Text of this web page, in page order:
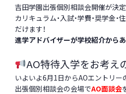
吉田学園出張個別相談会開催が決
カリキュラム・入試・学費・奨学金
だけます！
進学アドバイザーが学校紹介から
AO特待入学をお考え
いよいよ6月1日からAOエントリー
出張個別相談会の会場でAO面談会